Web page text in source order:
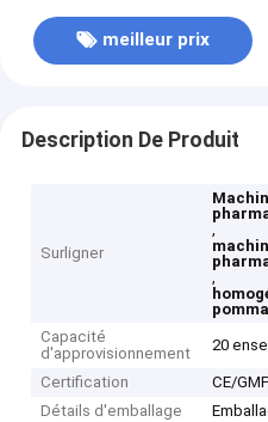
meilleur prix
Description De Produit
Surligner
,
,
Capacité
d'approvisionnement
20
Certification
CE/
Détails d'emballage